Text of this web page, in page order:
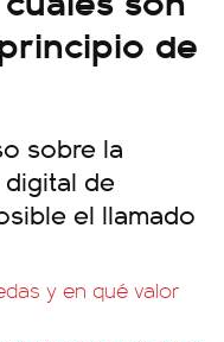
de
sobre la
de
el llamado
y en qué valor